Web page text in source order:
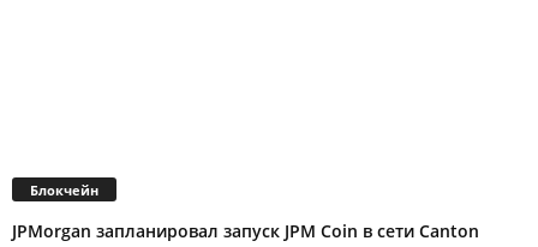
Блокчейн
JPMorgan запланировал запуск JPM Coin в сети Canton